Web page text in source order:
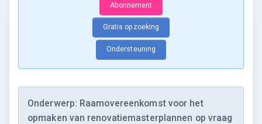
Abonnement
Gratis opzoeking
Ondersteuning
Onderwerp: Raamovereenkomst voor het
opmaken van renovatiemasterplannen op vraag